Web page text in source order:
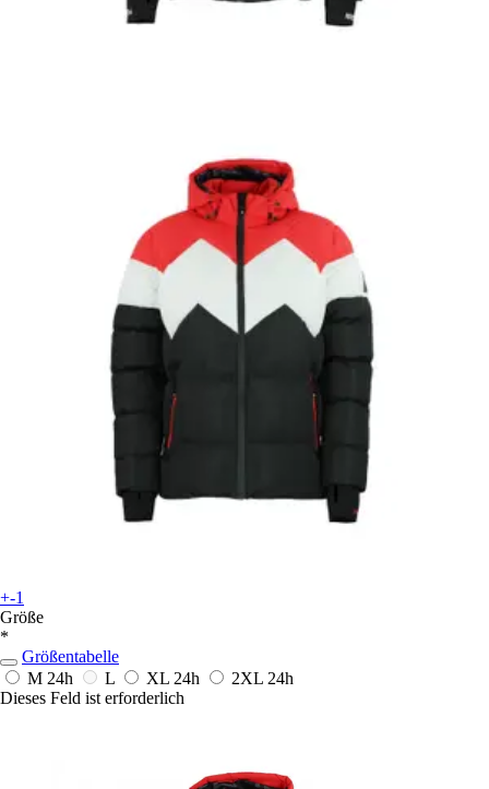
+-1
Größe
*
Größentabelle
M 24h L XL 24h 2XL 24h
Dieses Feld ist erforderlich